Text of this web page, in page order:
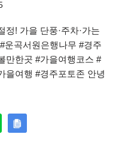
! 가을 단풍·주차·가는
운곡서원은행나무 #경주
만한곳 #가을여행코스 #
을여행 #경주포토존 안녕